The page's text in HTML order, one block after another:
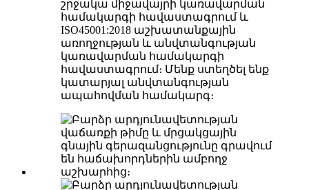
շրջակա միջավայրի կառավարման
համակարգի հավաստագրում և
ISO45001:2018 աշխատանքային
առողջության և անվտանգության
կառավարման համակարգի
հավաստագրում։ Մենք ստեղծել ենք
կատարյալ անվտանգության
ապահովման համակարգ։